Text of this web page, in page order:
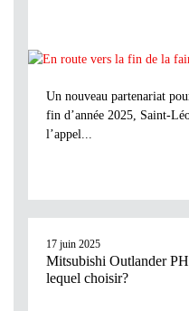
Un nouveau partenariat
fin d’année 2025, Saint-
l’appel...
17 juin 2025
Mitsubishi Outlander
lequel choisir?